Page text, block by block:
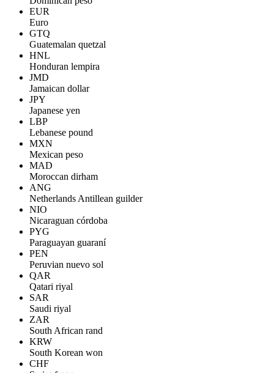
EUR
Euro
GTQ
Guatemalan quetzal
HNL
Honduran lempira
JMD
Jamaican dollar
JPY
Japanese yen
LBP
Lebanese pound
MXN
Mexican peso
MAD
Moroccan dirham
ANG
Netherlands Antillean guilder
NIO
Nicaraguan córdoba
PYG
Paraguayan guaraní
PEN
Peruvian nuevo sol
QAR
Qatari riyal
SAR
Saudi riyal
ZAR
South African rand
KRW
South Korean won
CHF